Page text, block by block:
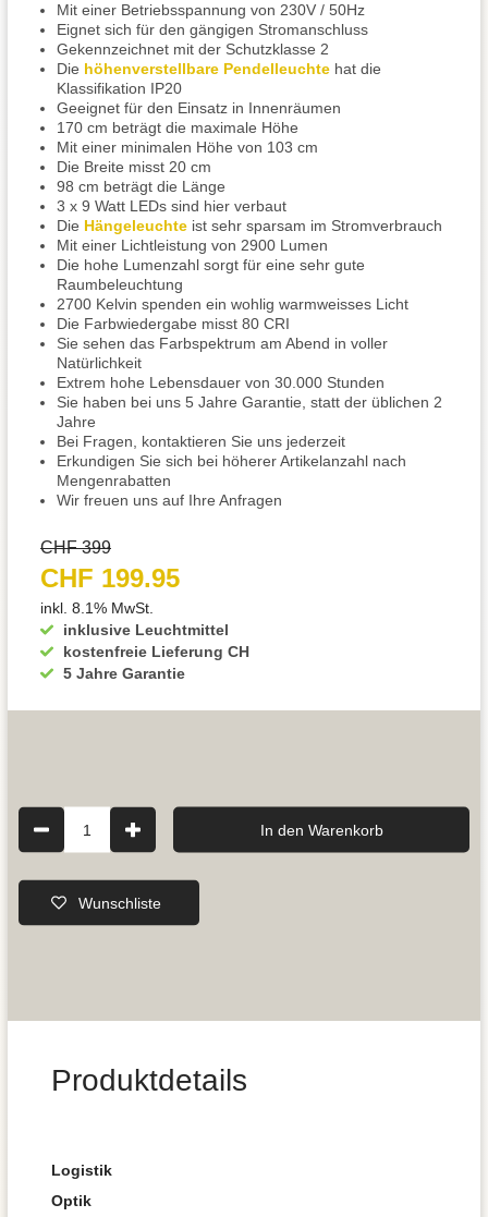
Mit einer Betriebsspannung von 230V / 50Hz
Eignet sich für den gängigen Stromanschluss
Gekennzeichnet mit der Schutzklasse 2
Die höhenverstellbare Pendelleuchte hat die
Klassifikation IP20
Geeignet für den Einsatz in Innenräumen
170 cm beträgt die maximale Höhe
Mit einer minimalen Höhe von 103 cm
Die Breite misst 20 cm
98 cm beträgt die Länge
3 x 9 Watt LEDs sind hier verbaut
Die Hängeleuchte ist sehr sparsam im Stromverbrauch
Mit einer Lichtleistung von 2900 Lumen
Die hohe Lumenzahl sorgt für eine sehr gute
Raumbeleuchtung
2700 Kelvin spenden ein wohlig warmweisses Licht
Die Farbwiedergabe misst 80 CRI
Sie sehen das Farbspektrum am Abend in voller
Natürlichkeit
Extrem hohe Lebensdauer von 30.000 Stunden
Sie haben bei uns 5 Jahre Garantie, statt der üblichen 2
Jahre
Bei Fragen, kontaktieren Sie uns jederzeit
Erkundigen Sie sich bei höherer Artikelanzahl nach
Mengenrabatten
Wir freuen uns auf Ihre Anfragen
inklusive Leuchtmittel
kostenfreie Lieferung CH
5 Jahre Garantie
CHF 399
CHF 199.95
inkl. 8.1% MwSt.
1 In den Warenkorb
Wunschliste
Produktdetails
Logistik
Optik